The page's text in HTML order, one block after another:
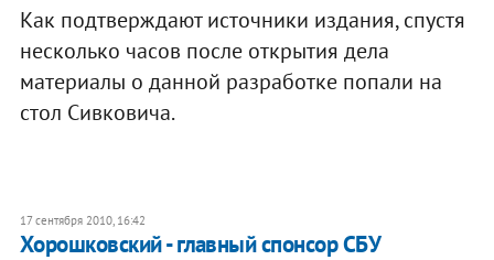
Как подтверждают источники издания, спустя
несколько часов после открытия дела
материалы о данной разработке попали на
стол Сивковича.
17 сентября 2010, 16:42
Хорошковский - главный спонсор СБУ